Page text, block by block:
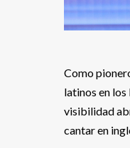
Como
latinos en los
visibilidad
cantar en